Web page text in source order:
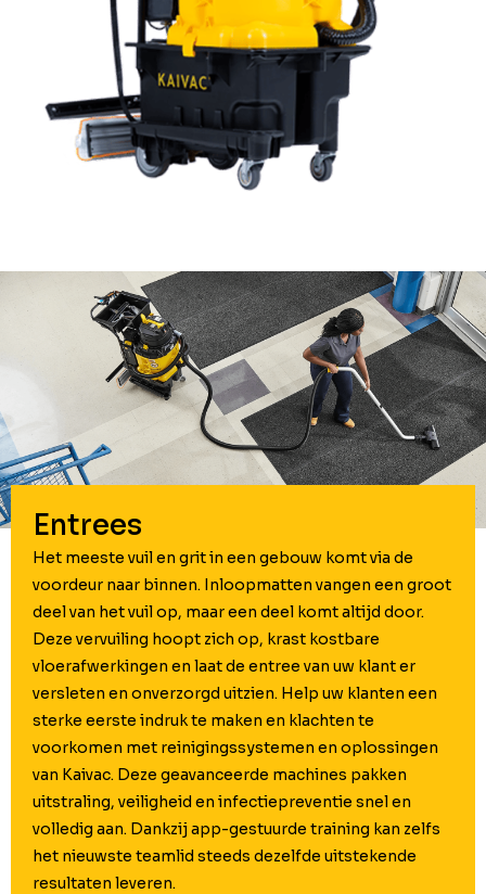
Entrees
Het meeste vuil en grit in een gebouw komt via de
voordeur naar binnen. Inloopmatten vangen een groot
deel van het vuil op, maar een deel komt altijd door.
Deze vervuiling hoopt zich op, krast kostbare
vloerafwerkingen en laat de entree van uw klant er
versleten en onverzorgd uitzien. Help uw klanten een
sterke eerste indruk te maken en klachten te
voorkomen met reinigingssystemen en oplossingen
van Kaivac. Deze geavanceerde machines pakken
uitstraling, veiligheid en infectiepreventie snel en
volledig aan. Dankzij app-gestuurde training kan zelfs
het nieuwste teamlid steeds dezelfde uitstekende
resultaten leveren.